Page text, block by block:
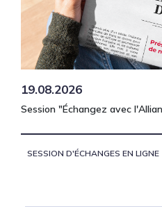
19.08.2026
Session "Échangez avec
SESSION D'ÉCHANGES EN LIGNE